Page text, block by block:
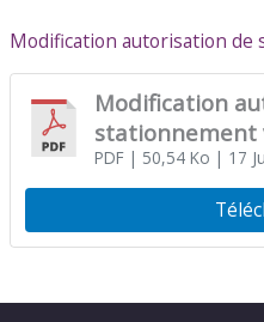
Modification autorisation de
Modification
stationnement
PDF| 50,54 Ko | 17